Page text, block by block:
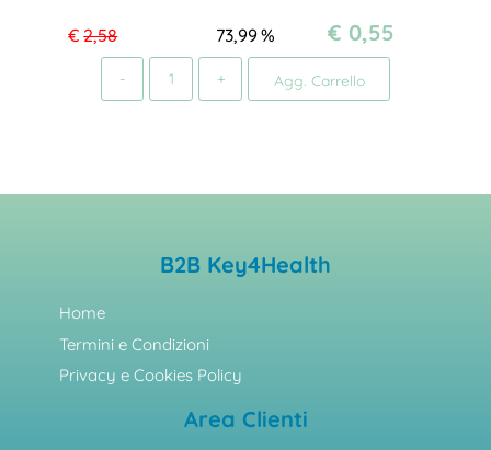
€ 2,58 %
73,99 € 0,55
Agg. Carrello
B2B Key4Health
Home
Termini e Condizioni
Privacy e Cookies Policy
Area Clienti